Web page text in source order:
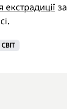
СВІТ